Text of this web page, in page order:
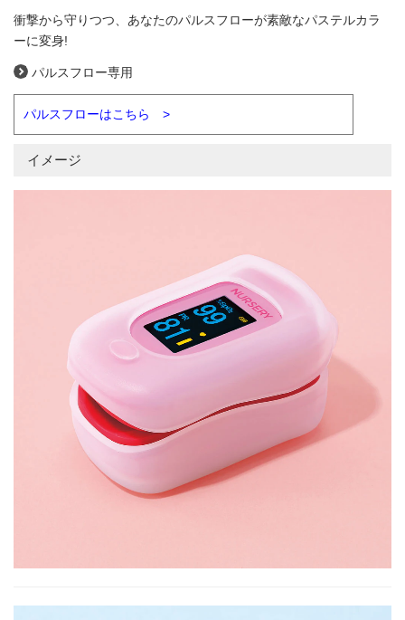
衝撃から守りつつ、あなたのパルスフローが素敵なパステルカラ
ーに変身!
パルスフロー専用
パルスフローはこちら >
イメージ